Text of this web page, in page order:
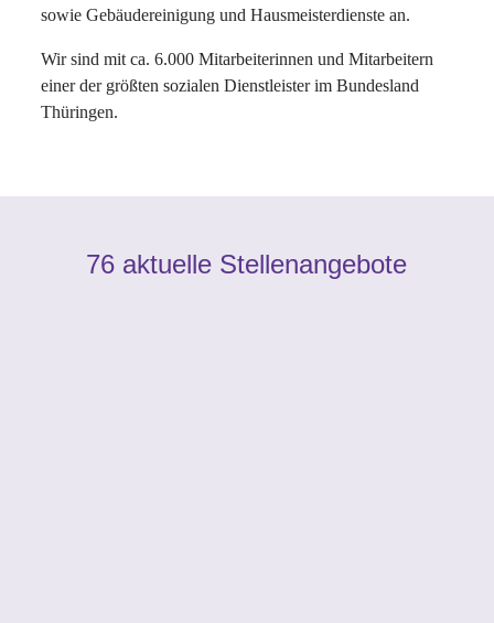
sowie Gebäudereinigung und Hausmeisterdienste an.
Wir sind mit ca. 6.000 Mitarbeiterinnen und Mitarbeitern
einer der größten sozialen Dienstleister im Bundesland
Thüringen.
76 aktuelle Stellenangebote